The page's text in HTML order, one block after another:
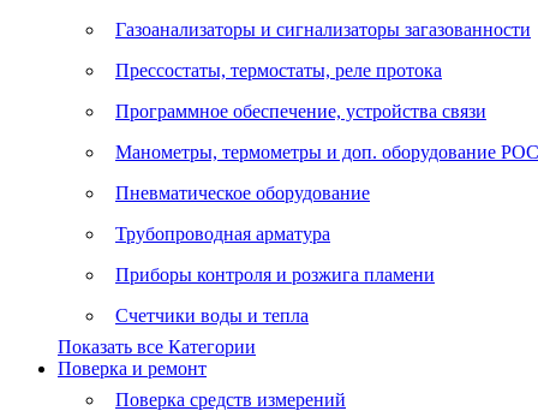
Газоанализаторы и сигнализаторы загазованности
Прессостаты, термостаты, реле протока
Программное обеспечение, устройства связи
Манометры, термометры и доп. оборудование
Пневматическое оборудование
Трубопроводная арматура
Приборы контроля и розжига пламени
Счетчики воды и тепла
Показать все Категории
Поверка и ремонт
Поверка средств измерений